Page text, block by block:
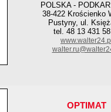
POLSKA -
38-422 Krościenko
Pustyny, ul.
tel. 48 13 431
OPTIMAT